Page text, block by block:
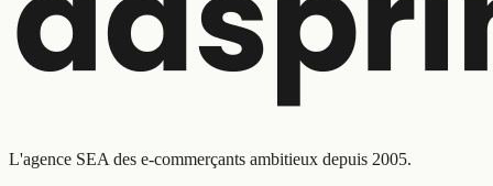
L'agence SEA des e-commerçants ambitieux depuis 2005.